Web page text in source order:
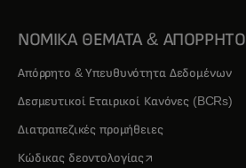
ΝΟΜΙΚΑ ΘΕΜΑΤΑ & ΑΠΟΡΡΗΤΟ
Απόρρητο & Υπευθυνότητα Δεδομένων
Δεσμευτικοί Εταιρικοί Κανόνες (BCRs)
Διατραπεζικές προμήθειες
Κώδικας δεοντολογίαςopens in a new tab